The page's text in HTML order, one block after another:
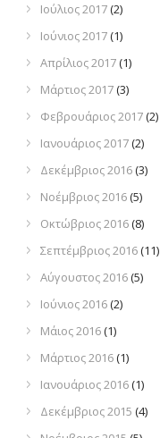
Ιούλιος 2017(2)
Ιούνιος 2017(1)
Απρίλιος 2017(1)
Μάρτιος 2017(3)
Φεβρουάριος 2017(2)
Ιανουάριος 2017(2)
Δεκέμβριος 2016(3)
Νοέμβριος 2016(5)
Οκτώβριος 2016(8)
Σεπτέμβριος 2016(11)
Αύγουστος 2016(5)
Ιούνιος 2016(2)
Μάιος 2016(1)
Μάρτιος 2016(1)
Ιανουάριος 2016(1)
Δεκέμβριος 2015 (4)